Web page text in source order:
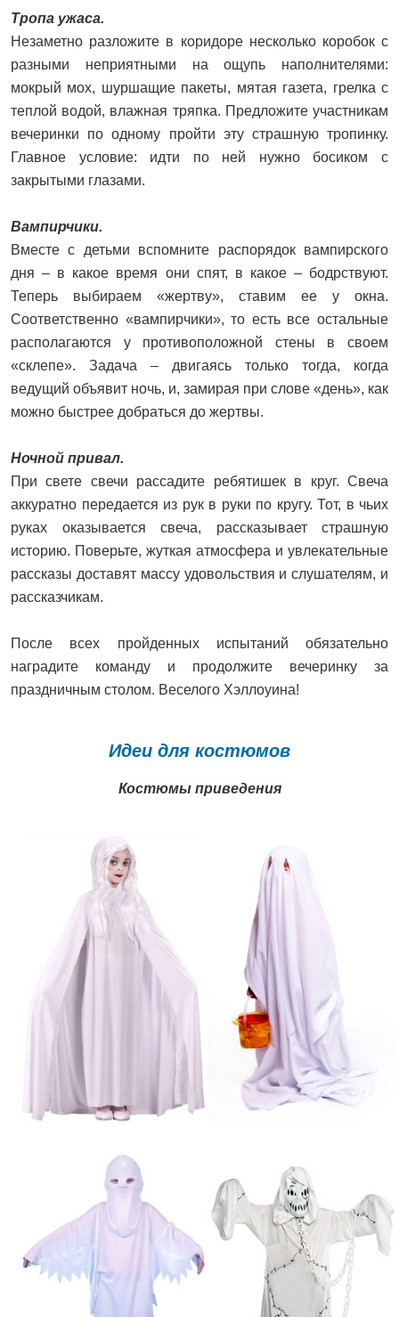
Тропа ужаса.
Незаметно разложите в коридоре несколько коробок с
разными неприятными на ощупь наполнителями:
мокрый мох, шуршащие пакеты, мятая газета, грелка с
теплой водой, влажная тряпка. Предложите участникам
вечеринки по одному пройти эту страшную тропинку.
Главное условие: идти по ней нужно босиком с
закрытыми глазами.
Вампирчики.
Вместе с детьми вспомните распорядок вампирского
дня – в какое время они спят, в какое – бодрствуют.
Теперь выбираем «жертву», ставим ее у окна.
Соответственно «вампирчики», то есть все остальные
располагаются у противоположной стены в своем
«склепе». Задача – двигаясь только тогда, когда
ведущий объявит ночь, и, замирая при слове «день», как
можно быстрее добраться до жертвы.
Ночной привал.
При свете свечи рассадите ребятишек в круг. Свеча
аккуратно передается из рук в руки по кругу. Тот, в чьих
руках оказывается свеча, рассказывает страшную
историю. Поверьте, жуткая атмосфера и увлекательные
рассказы доставят массу удовольствия и слушателям, и
рассказчикам.
После всех пройденных испытаний обязательно
наградите команду и продолжите вечеринку за
праздничным столом. Веселого Хэллоуина!
Идеи для костюмов
Костюмы приведения